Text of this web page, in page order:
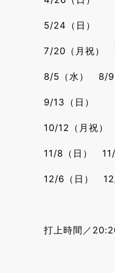
5/24（日）
7/20（月祝）
8/5（水） 8/9
9/13（日）
10/12（月祝）
11/8（日） 11/
12/6（日） 12/
打上時間／